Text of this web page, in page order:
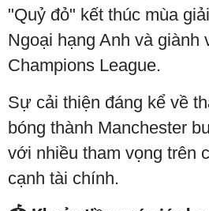
"Quỷ đỏ" kết thúc mùa
Ngoại hạng Anh và giành
Champions League.
Sự cải thiện đáng kể về
bóng thành Manchester
với nhiều tham vọng trên
cạnh tài chính.